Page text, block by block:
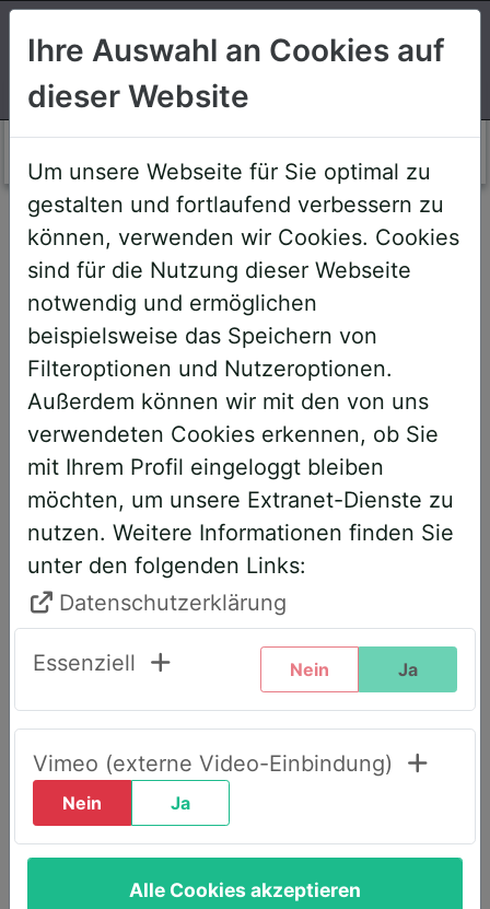
Willkommen!
Sehr geehrte Teilnehmerinnen und
Teilnehmer,
um Ihnen zukünftige Buchungen zu
erleichtern, haben wir unser System
umstrukturiert und den AWS+-Account
entsprechend angepasst. Bitte führen
Sie daher folgende Schritte durch,
wenn Sie diesen Text zum ersten Mal
sehen, um weiterhin vollen Zugriff zu
haben:
Klicken Sie oben rechts auf den Reiter
„LOGIN AWS+“.
Geben Sie dort Ihre E-Mail-Adresse
ein.
Wählen Sie die Option „Passwort
vergessen“.
Sie erhalten umgehend eine E-Mail mit
Ihre Auswahl an Cookies auf
dieser Website
Um unsere Webseite für Sie optimal zu
gestalten und fortlaufend verbessern zu
können, verwenden wir Cookies. Cookies
sind für die Nutzung dieser Webseite
notwendig und ermöglichen
beispielsweise das Speichern von
Filteroptionen und Nutzeroptionen.
Außerdem können wir mit den von uns
verwendeten Cookies erkennen, ob Sie
mit Ihrem Profil eingeloggt bleiben
möchten, um unsere Extranet-Dienste zu
nutzen. Weitere Informationen finden Sie
unter den folgenden Links:
Datenschutzerklärung
Essenziell Nein Ja
Vimeo (externe Video-Einbindung)
Nein Ja
Alle Cookies akzeptieren